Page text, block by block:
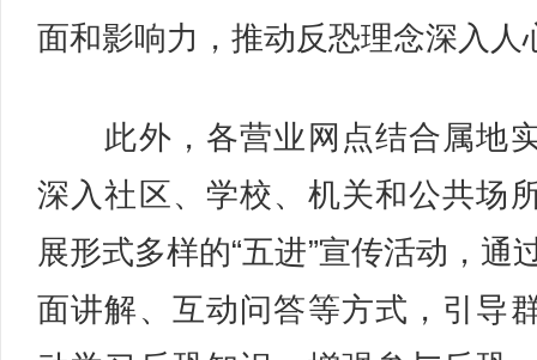
面和影响力，推动反恐理念深入人
此外，各营业网点结合属地
深入社区、学校、机关和公共场
展形式多样的“五进”宣传活动，通
面讲解、互动问答等方式，引导